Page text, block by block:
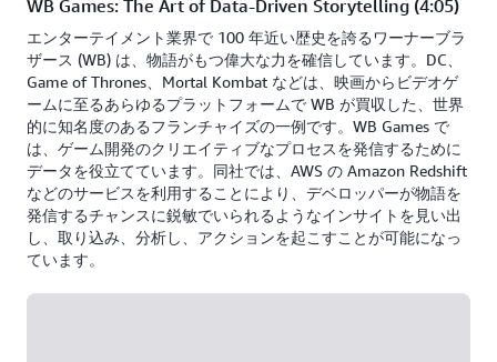
WB Games: The Art of Data-Driven Storytelling (4:05)
エンターテイメント業界で 100 年近い歴史を誇るワーナーブラ
ザース (WB) は、物語がもつ偉大な力を確信しています。DC、
Game of Thrones、Mortal Kombat などは、映画からビデオゲ
ームに至るあらゆるプラットフォームで WB が買収した、世界
的に知名度のあるフランチャイズの一例です。WB Games で
は、ゲーム開発のクリエイティブなプロセスを発信するために
データを役立てています。同社では、AWS の Amazon Redshift
などのサービスを利用することにより、デベロッパーが物語を
発信するチャンスに鋭敏でいられるようなインサイトを見い出
し、取り込み、分析し、アクションを起こすことが可能になっ
ています。